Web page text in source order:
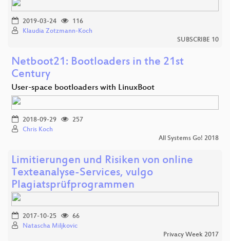
2019-03-24
116
Klaudia Zotzmann-Koch
SUBSCRIBE 10
Netboot21: Bootloaders in the 21st
Century
User-space bootloaders with LinuxBoot
2018-09-29
257
Chris Koch
All Systems Go! 2018
Limitierungen und Risiken von online
Texteanalyse-Services, vulgo
Plagiatsprüfprogrammen
2017-10-25
66
Natascha Miljkovic
Privacy Week 2017